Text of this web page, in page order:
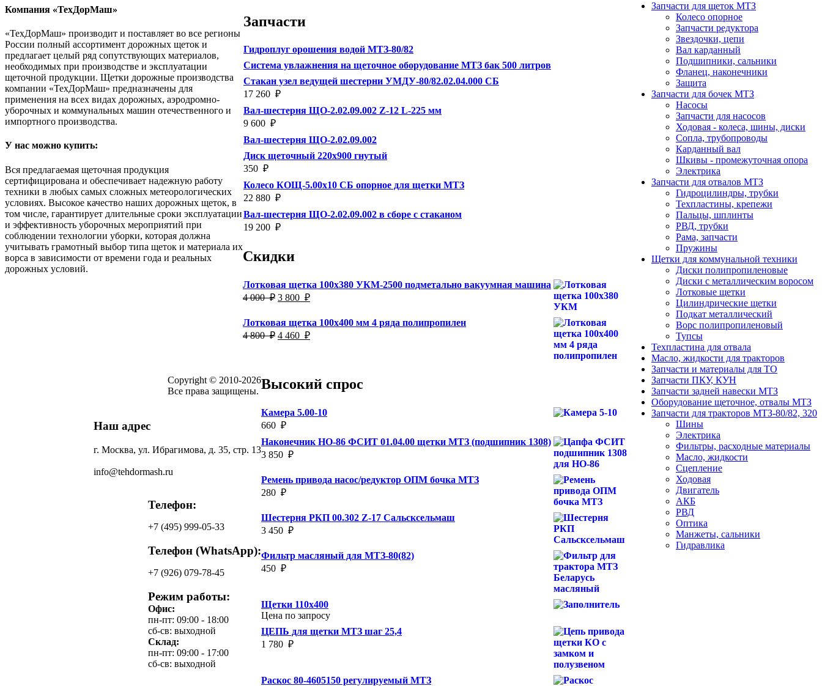
Запчасти для щеток МТЗ
Колесо опорное
Запчасти редуктора
Звездочки, цепи
Вал карданный
Подшипники, сальники
Фланец, наконечники
Защита
Запчасти для бочек МТЗ
Насосы
Запчасти для насосов
Ходовая - колеса, шины, диски
Сопла, трубопроводы
Карданный вал
Шкивы - промежуточная опора
Электрика
Запчасти для отвалов МТЗ
Гидроцилиндры, трубки
Техпластины, крепежи
Пальцы, шплинты
РВД, трубки
Рама, запчасти
Пружины
Щетки для коммунальной техники
Диски полипропиленовые
Диски с металлическим воросом
Лотковые щетки
Цилиндрические щетки
Подкат металлический
Ворс полипропиленовый
Тупсы
Техпластина для отвала
Масло, жидкости для тракторов
Запчасти и материалы для ТО
Запчасти ПКУ, КУН
Запчасти задней навески МТЗ
Оборудование щеточное, отвалы МТЗ
Запчасти для тракторов МТЗ-80/82, 320
Шины
Электрика
Фильтры, расходные материалы
Масло, жидкости
Сцепление
Ходовая
Двигатель
АКБ
РВД
Оптика
Манжеты, сальники
Гидравлика
Запчасти
Гидроплуг орошения водой МТЗ-80/82
Система увлажнения на щеточное оборудование МТЗ бак 500 литров
Стакан узел ведущей шестерни УМДУ-80/82.02.04.000 СБ
17 260 ₽
Вал-шестерня ЩО-2.02.09.002 Z-12 L-225 мм
9 600 ₽
Вал-шестерня ЩО-2.02.09.002
Диск щеточный 220х900 гнутый
350 ₽
Колесо КОЩ-5.00х10 СБ опорное для щетки МТЗ
22 880 ₽
Вал-шестерня ЩО-2.02.09.002 в сборе с стаканом
19 200 ₽
Скидки
Лотковая щетка 100х380 УКМ-2500 подметально вакуумная машина
4 000₽ Первоначальная
составляла
4
000
3 800 ₽Текущая
800
₽.
Лотковая щетка 100х400 мм 4 ряда полипропилен
4 800₽ Первоначальная
₽.
4 460 ₽Текущая
₽.
Высокий спрос
Камера 5.00-10
660 ₽
Наконечник НО-86 ФСИТ 01.04.00 щетки МТЗ (подшипник 1308)
3 850 ₽
Ремень привода насос/редуктор ОПМ бочка МТЗ
280 ₽
Шестерня РКП 00.302 Z-17 Сальсксельмаш
3 450 ₽
Фильтр масляный для МТЗ-80(82)
450 ₽
Щетки 110х400
Цена по запросу
ЦЕПЬ для щетки МТЗ шаг 25,4
1 780 ₽
Раскос 80-4605150 регулируемый МТЗ
Компания «ТехДорМаш»
«ТехДорМаш» производит и поставляет во все регионы
России полный ассортимент дорожных щеток и
предлагает целый ряд сопутствующих материалов,
необходимых при производстве и эксплуатации
щеточной продукции. Щетки дорожные производства
компании «ТехДорМаш» предназначены для
применения на всех видах дорожных, аэродромно-
уборочных и коммунальных машин отечественного и
импортного производства.
У нас можно купить:
Вся предлагаемая щеточная продукция
сертифицирована и обеспечивает надежную работу
техники в любых самых сложных метеорологических
условиях. Высокое качество наших дорожных щеток, в
том числе, гарантирует длительные сроки эксплуатации
и эффективность уборочных мероприятий при
соблюдении технологии уборки, которая должна
учитывать грамотный выбор типа щеток и материала их
ворса в зависимости от времени года и реальных
дорожных условий.
Copyright © 2010-2026
Все права защищены.
Наш адрес
г. Москва, ул. Ибрагимова, д. 35, стр. 13
info@tehdormash.ru
Телефон:
+7 (495) 999-05-33
Телефон (WhatsApp):
+7 (926) 079-78-45
Режим работы:
Офис:
пн-пт: 09:00 - 18:00
сб-св: выходной
Склад:
пн-пт: 09:00 - 17:00
сб-св: выходной